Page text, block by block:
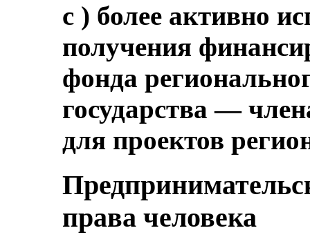
c ) более активно
получения
фонда
государства —
для проектов
права человека